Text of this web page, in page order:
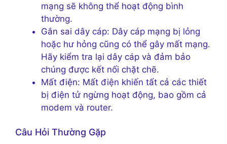
mạng sẽ không thể hoạt động bình
thường.
Gắn sai dây cáp: Dây cáp mạng bị lỏng
hoặc hư hỏng cũng có thể gây mất mạng.
Hãy kiểm tra lại dây cáp và đảm bảo
chúng được kết nối chặt chẽ.
Mất điện: Mất điện khiến tất cả các thiết
bị điện tử ngừng hoạt động, bao gồm cả
modem và router.
Câu Hỏi Thường Gặp